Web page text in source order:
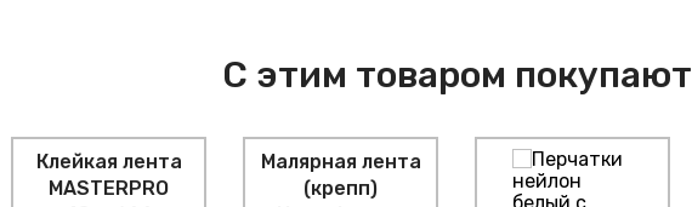
С этим товаром покупают
Клейкая лента
MASTERPRO
Малярная лента
(крепп)